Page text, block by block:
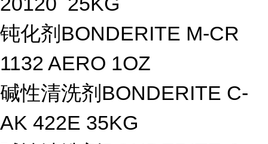
钝化剂BONDERITE M-CR
1132 AERO 1OZ
碱性清洗剂BONDERITE C-
AK 422E 35KG